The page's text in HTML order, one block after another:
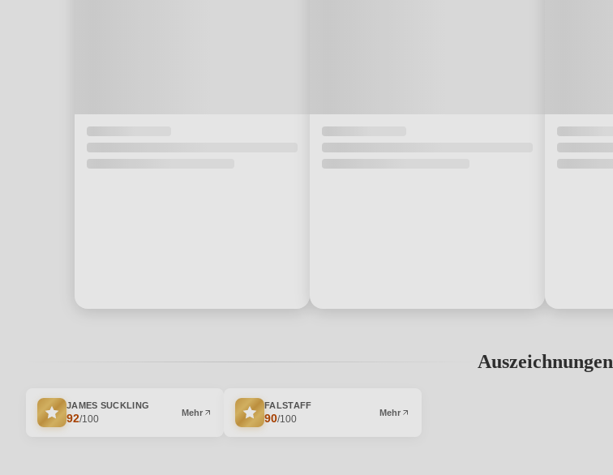
Auszeichnungen
JAMES SUCKLING
92/100
Mehr
FALSTAFF
90/100
Mehr